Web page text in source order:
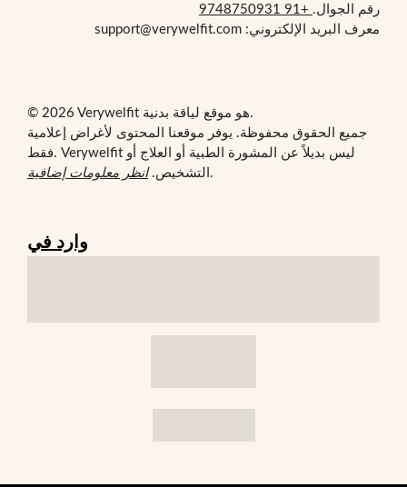
رقم الجوال. +91 9748750931
معرف البريد الإلكتروني: support@verywelfit.com
© 2026 Verywelfit هو موقع لياقة بدنية.
جميع الحقوق محفوظة. يوفر موقعنا المحتوى لأغراض إعلامية
فقط. Verywelfit ليس بديلاً عن المشورة الطبية أو العلاج أو
التشخيص.انظر معلومات إضافية .
وارد في